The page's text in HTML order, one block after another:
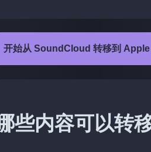
开始从 SoundCloud 转移到
些内容可以转